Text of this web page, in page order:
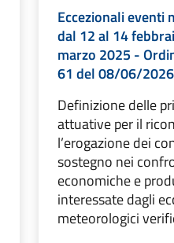
Eccezionali eventi
dal 12 al 14
marzo 2025 -
61 del 08/06/2026
Definizione delle
attuative per il
l’erogazione dei
sostegno nei
economiche e
interessate dagli
meteorologici